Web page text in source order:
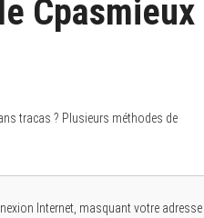
Cpasmieux
tracas ? Plusieurs méthodes de
Internet, masquant votre adresse